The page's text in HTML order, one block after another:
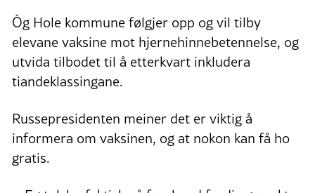
Òg Hole kommune følgjer opp og vil tilby
elevane vaksine mot hjernehinnebetennelse, og
utvida tilbodet til å etterkvart inkludera
tiandeklassingane.
Russepresidenten meiner det er viktig å
informera om vaksinen, og at nokon kan få ho
gratis.